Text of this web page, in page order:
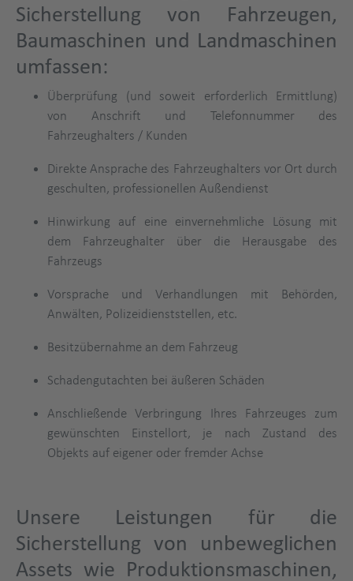
Sicherstellung von Fahrzeugen,
Baumaschinen und Landmaschinen
umfassen:
Überprüfung (und soweit erforderlich Ermittlung)
von Anschrift und Telefonnummer des
Fahrzeughalters / Kunden
Direkte Ansprache des Fahrzeughalters vor Ort durch
geschulten, professionellen Außendienst
Hinwirkung auf eine einvernehmliche Lösung mit
dem Fahrzeughalter über die Herausgabe des
Fahrzeugs
Vorsprache und Verhandlungen mit Behörden,
Anwälten, Polizeidienststellen, etc.
Besitzübernahme an dem Fahrzeug
Schadengutachten bei äußeren Schäden
Anschließende Verbringung Ihres Fahrzeuges zum
gewünschten Einstellort, je nach Zustand des
Objekts auf eigener oder fremder Achse
Unsere Leistungen für die
Sicherstellung von unbeweglichen
Assets wie Produktionsmaschinen,